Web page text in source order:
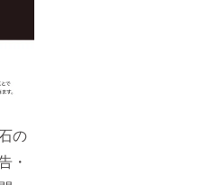
の
・